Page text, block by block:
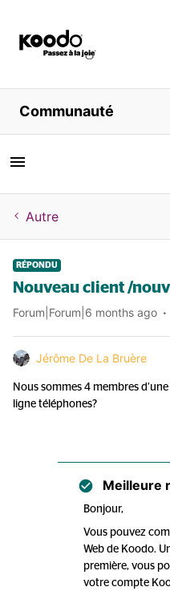
Magasiner
Libre service
Aide
Communauté
Autre
RÉPONDU
Nouveau client /
Forum|Forum|6 months ago
Jérôme De La Bruère
Nous sommes 4 membres
ligne téléphones?
Meilleure
Bonjour,
Vous pouvez
Web de Koodo.
première, vous
votre compte